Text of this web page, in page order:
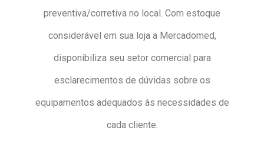
preventiva/corretiva no local. Com estoque
considerável em sua loja a Mercadomed,
disponibiliza seu setor comercial para
esclarecimentos de dúvidas sobre os
equipamentos adequados às necessidades de
cada cliente.